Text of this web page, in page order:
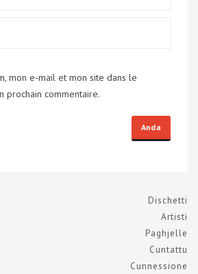
mon e-mail et mon site dans le
prochain commentaire.
Dischetti
Artisti
Paghjelle
Cuntattu
Cunnessione